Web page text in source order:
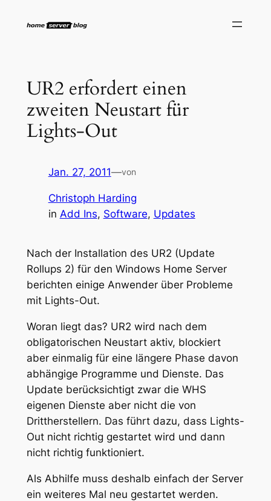
Inhalt
UR2 erfordert einen
zweiten Neustart für
Lights-Out
Jan. 27, 2011—von
Christoph Harding
in Add Ins, Software, Updates
Nach der Installation des UR2 (Update
Rollups 2) für den Windows Home Server
berichten einige Anwender über Probleme
mit Lights-Out.
Woran liegt das? UR2 wird nach dem
obligatorischen Neustart aktiv, blockiert
aber einmalig für eine längere Phase davon
abhängige Programme und Dienste. Das
Update berücksichtigt zwar die WHS
eigenen Dienste aber nicht die von
Drittherstellern. Das führt dazu, dass Lights-
Out nicht richtig gestartet wird und dann
nicht richtig funktioniert.
Als Abhilfe muss deshalb einfach der Server
ein weiteres Mal neu gestartet werden.